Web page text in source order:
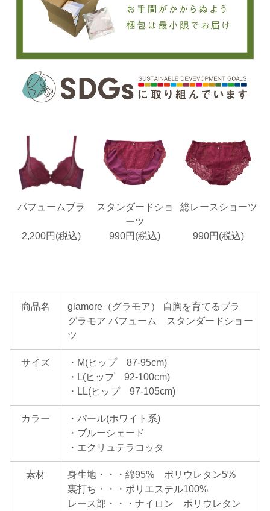
パフュームブラ
スタンダードショ
ーツ
総レースショーツ
2,200円(税込) 990円(税込) 990円(税込)
商品名
glamore（グラモア） 自胸を育てるブラ
グラモア パフューム スタンダードショー
ツ
サイズ
・M(ヒップ 87-95cm)
・L(ヒップ 92-100cm)
・LL(ヒップ 97-105cm)
カラー
・パール(ホワイト系)
・ブルーシェード
・エクリュテラコッタ
素材
身生地・・・綿95% ポリウレタン5%
裏打ち・・・ポリエステル100%
レース部・・・ナイロン ポリウレタン